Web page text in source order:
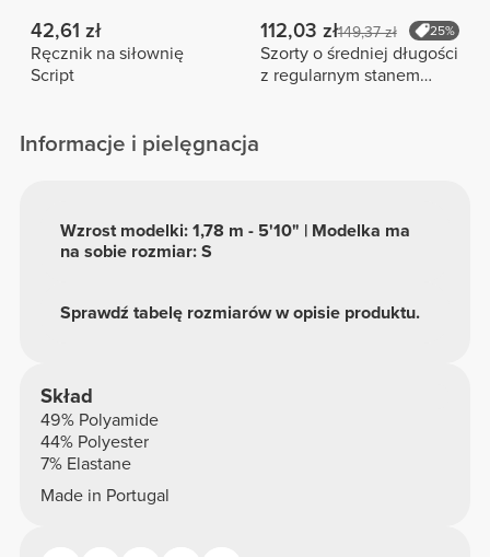
42,61 zł
Ręcznik na siłownię
Script
112,03 zł149,37 zł 25%
Szorty o średniej długości
z regularnym stanem
Informacje i pielęgnacja
Sprawdź tabelę rozmiarów w opisie produktu.
Wzrost modelki: 1,78 m - 5'10" | Modelka ma
na sobie rozmiar: S
Skład
49% Polyamide
44% Polyester
7% Elastane
Made in Portugal